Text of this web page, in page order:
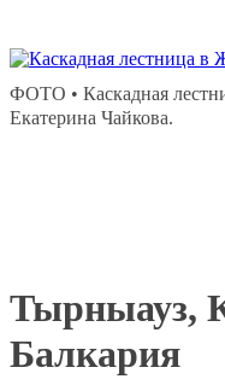
ФОТО • Каскадная
Екатерина Чайкова.
Тырныауз,
Балкария